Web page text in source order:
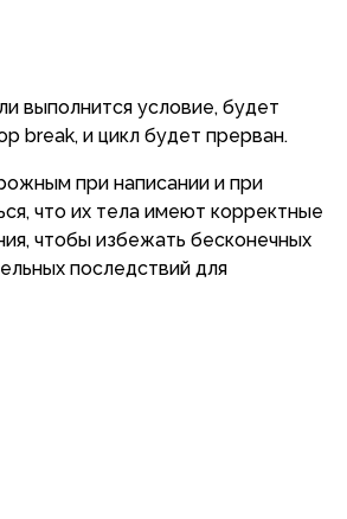
выполнится условие, будет
break, и цикл будет прерван.
при написании и при
что их тела имеют корректные
чтобы избежать бесконечных
последствий для